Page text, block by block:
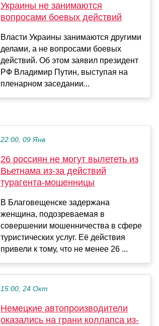
Украины не занимаются
вопросами боевых действий
Власти Украины занимаются другими
делами, а не вопросами боевых
действий. Об этом заявил президент
РФ Владимир Путин, выступая на
пленарном заседании...
22:00, 09 Янв
26 россиян не могут вылететь из
Вьетнама из-за действий
турагента-мошенницы
В Благовещенске задержана
женщина, подозреваемая в
совершении мошенничества в сфере
туристических услуг. Её действия
привели к тому, что не менее 26 ...
15:00, 24 Окт
Немецкие автопроизводители
оказались на грани коллапса из-